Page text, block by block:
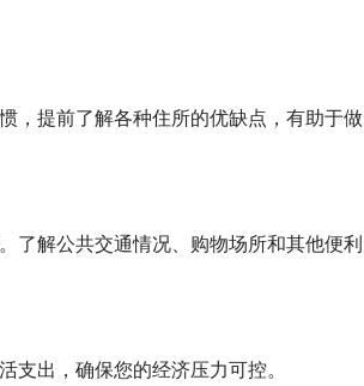
，提前了解各种住所的优缺点，有助于做
了解公共交通情况、购物场所和其他便利
出，确保您的经济压力可控。